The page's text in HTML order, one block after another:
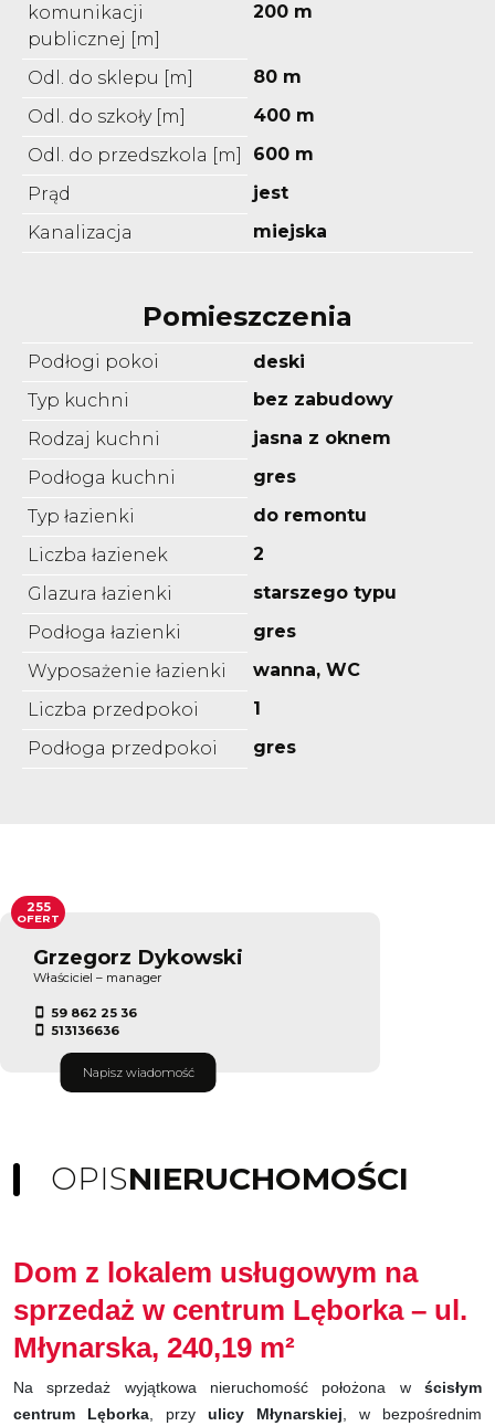
komunikacji
publicznej [m]
200 m
Odl. do sklepu [m]
80 m
Odl. do szkoły [m]
400 m
Odl. do przedszkola [m]
600 m
Prąd
jest
Kanalizacja
miejska
Pomieszczenia
Podłogi pokoi
deski
Typ kuchni
bez zabudowy
Rodzaj kuchni
jasna z oknem
Podłoga kuchni
gres
Typ łazienki
do remontu
Liczba łazienek
2
Glazura łazienki
starszego typu
Podłoga łazienki
gres
Wyposażenie łazienki
wanna, WC
Liczba przedpokoi
1
Podłoga przedpokoi
gres
Grzegorz Dykowski
Właściciel – manager
59 862 25 36
513136636
Napisz wiadomość
255
OFERT
OPISNIERUCHOMOŚCI
Dom z lokalem usługowym na
sprzedaż w centrum Lęborka – ul.
Młynarska, 240,19 m²
Na sprzedaż wyjątkowa nieruchomość położona w ścisłym
centrum Lęborka , przy ulicy Młynarskiej , w bezpośrednim